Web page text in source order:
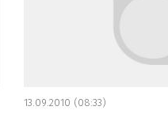
13.09.2010 (08:33)